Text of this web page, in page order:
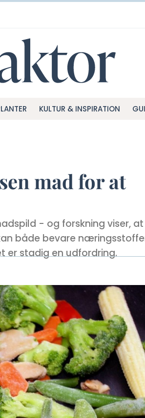
KULTUR & INSPIRATION
mad for at
- og forskning viser,
både bevare
er stadig en udfordring.